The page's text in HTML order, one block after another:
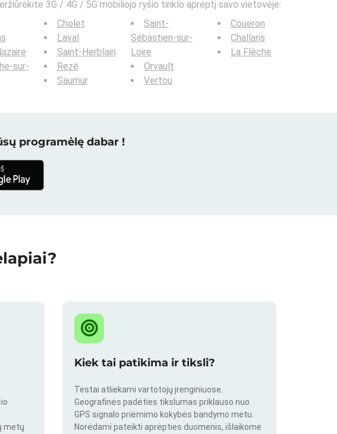
3G / 4G / 5G mobiliojo ryšio tinklo aprėptį savo vietovėje:
sur-
Cholet
Laval
Saint-Herblain
Rezé
Saumur
Saint-
Sébastien-sur-
Loire
Orvault
Vertou
Couëron
Challans
La Flèche
programėlę dabar !
metų
Kiek tai patikima ir tiksli?
Testai atliekami vartotojų įrenginiuose.
Geografinės padėties tikslumas priklauso nuo
GPS signalo priėmimo kokybės bandymo metu.
Norėdami pateikti aprėpties duomenis, išlaikome